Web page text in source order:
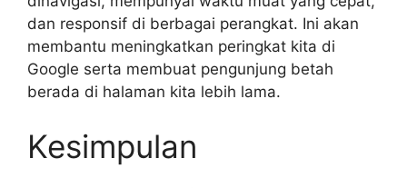
dan responsif di berbagai perangkat. Ini akan
membantu meningkatkan peringkat kita di
Google serta membuat pengunjung betah
berada di halaman kita lebih lama.
Kesimpulan